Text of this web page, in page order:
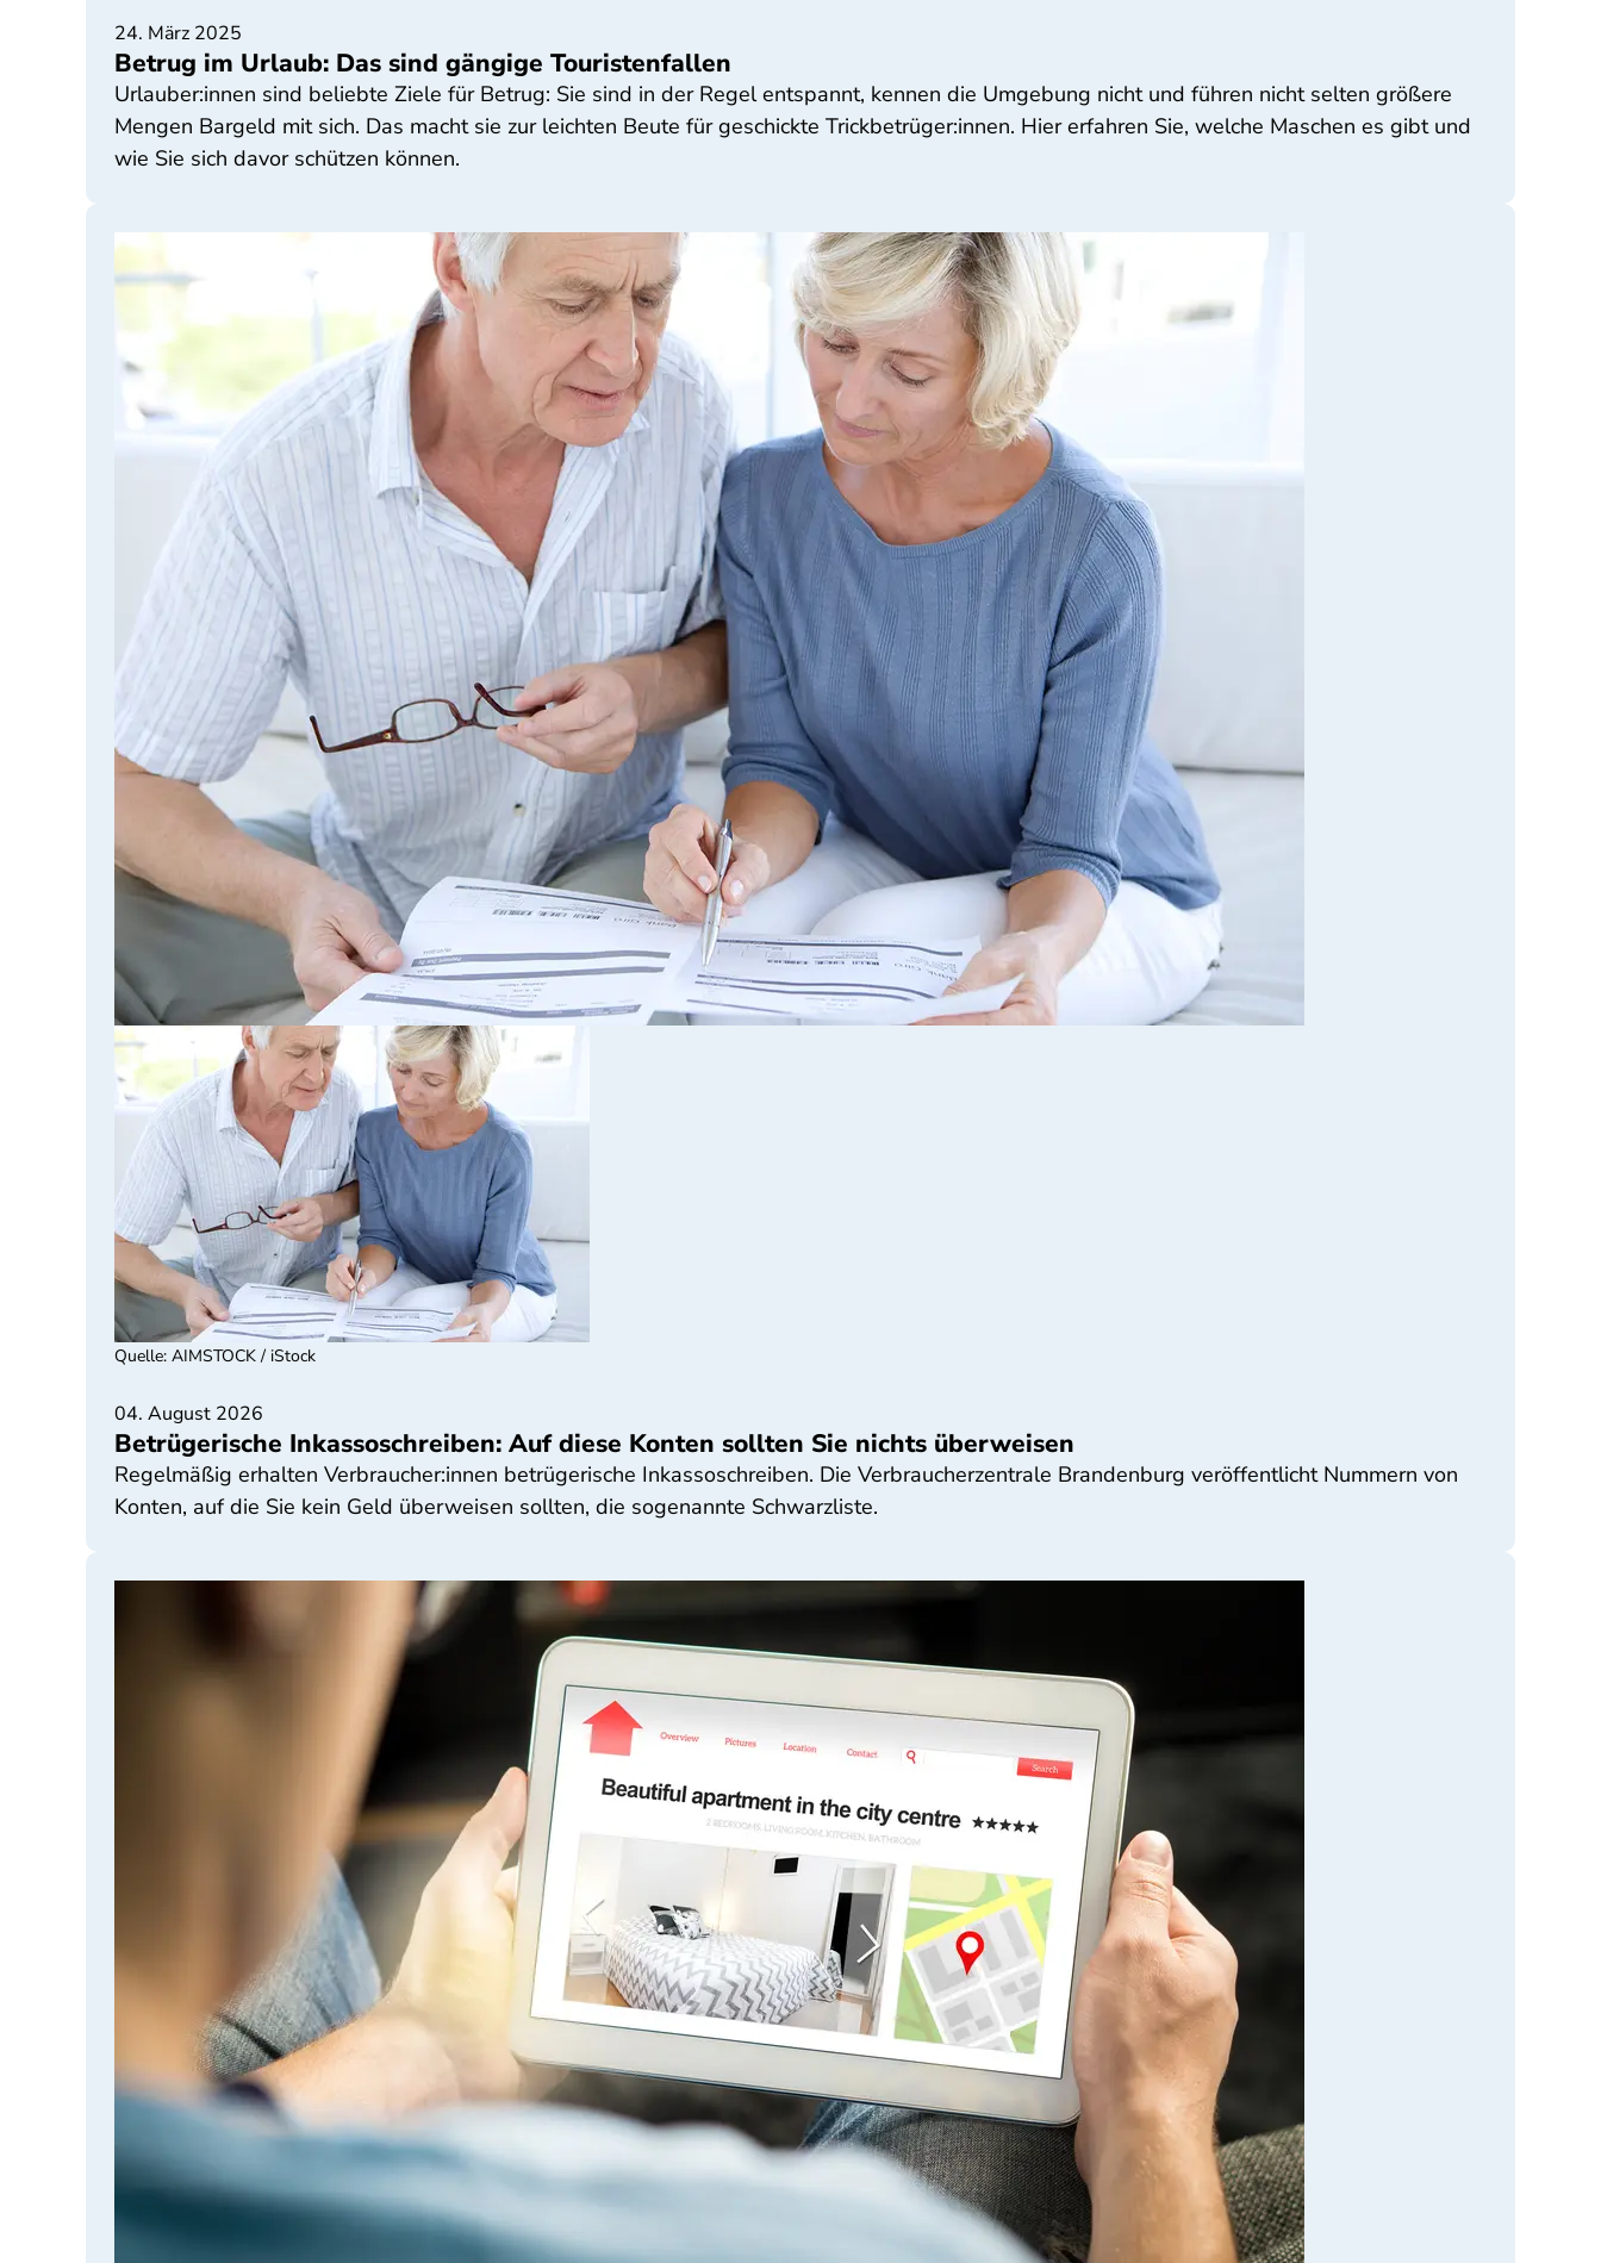
24. März 2025
Betrug im Urlaub: Das sind gängige Touristenfallen
Urlauber:innen sind beliebte Ziele für Betrug: Sie sind in der Regel entspannt, kennen die Umgebung nicht und führen nicht selten größere
Mengen Bargeld mit sich. Das macht sie zur leichten Beute für geschickte Trickbetrüger:innen. Hier erfahren Sie, welche Maschen es gibt und
wie Sie sich davor schützen können.
04. August 2026
Betrügerische Inkassoschreiben: Auf diese Konten sollten Sie nichts überweisen
Regelmäßig erhalten Verbraucher:innen betrügerische Inkassoschreiben. Die Verbraucherzentrale Brandenburg veröffentlicht Nummern von
Konten, auf die Sie kein Geld überweisen sollten, die sogenannte Schwarzliste.
Quelle: AIMSTOCK / iStock